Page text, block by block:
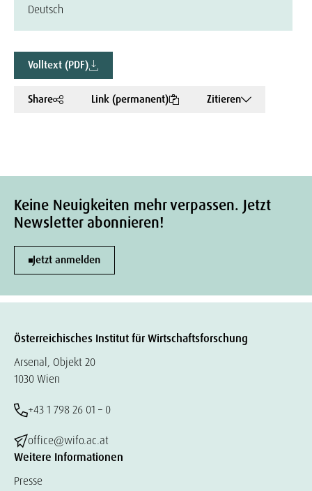
Deutsch
Volltext (PDF)
Share Link (permanent) Zitieren
Keine Neuigkeiten mehr verpassen. Jetzt
Newsletter abonnieren!
Jetzt anmelden
Österreichisches Institut für Wirtschaftsforschung
Arsenal, Objekt 20
1030 Wien
+43 1 798 26 01 – 0
office@wifo.ac.at
Weitere Informationen
Presse